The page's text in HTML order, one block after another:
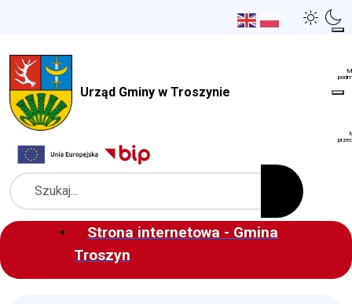
Urząd Gminy w Troszynie
Szukaj
Strona internetowa - Gmina
Troszyn